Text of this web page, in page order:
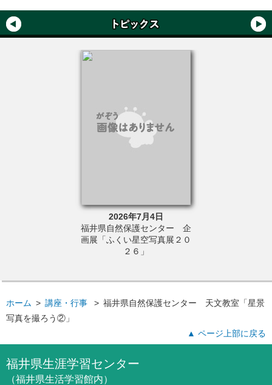
2026年7月4日
福井県自然保護センター 企
画展「ふくい星空写真展２０
２６」
ホーム > 講座・行事 > 福井県自然保護センター 天文教室「星景
写真を撮ろう②」
▲ ページ上部に戻る
福井県生涯学習センター
（福井県生活学習館内）